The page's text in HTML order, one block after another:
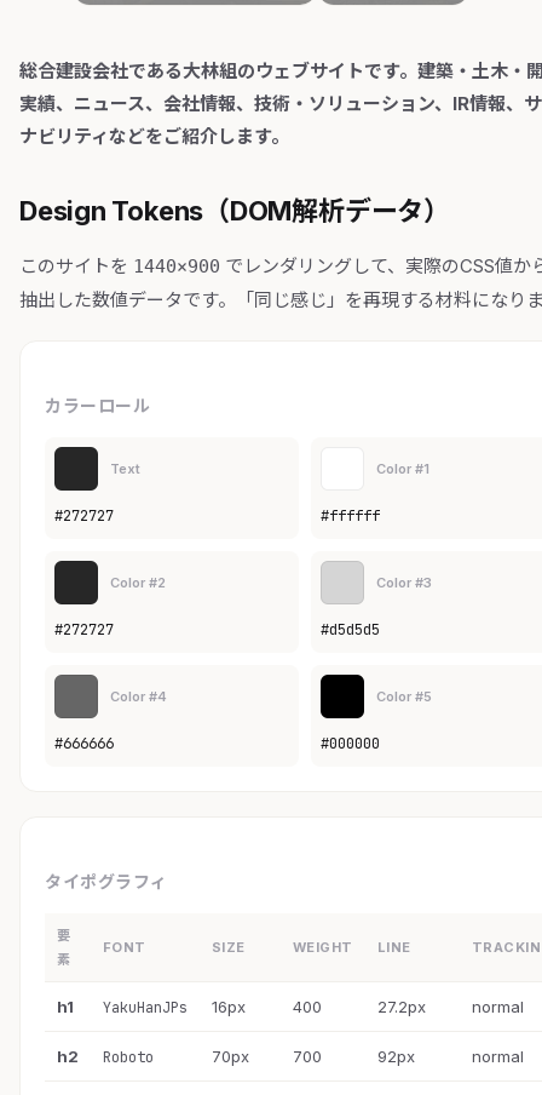
総合建設会社である大林組のウェブサイトです。建築・土木・
実績、ニュース、会社情報、技術・ソリューション、IR情報、
ナビリティなどをご紹介します。
Design Tokens（DOM解析データ）
このサイトを 1440×900 でレンダリングして、実際のCSS値か
抽出した数値データです。「同じ感じ」を再現する材料になり
カラーロール
Text
#272727
Color #1
#ffffff
Color #2
#272727
Color #3
#d5d5d5
Color #4
#666666
Color #5
#000000
タイポグラフィ
要
素
FONT SIZE WEIGHT LINE
h1 YakuHanJPs 16px 400 27.2px normal
h2 Roboto 70px 700 92px normal